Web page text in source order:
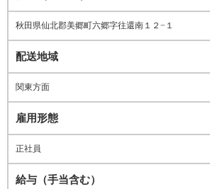
秋田県仙北郡美郷町六郷字往還南１２−１
配送地域
関東方面
雇用形態
正社員
給与（手当含む）